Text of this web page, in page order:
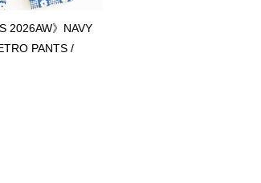
2026AW》NAVY
PANTS /